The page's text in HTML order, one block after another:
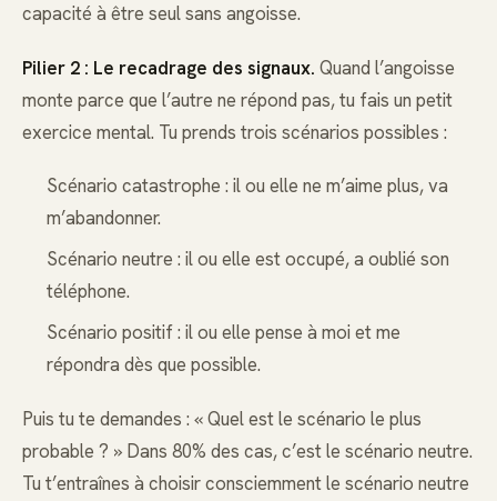
capacité à être seul sans angoisse.
Pilier 2 : Le recadrage des signaux. Quand l’angoisse
monte parce que l’autre ne répond pas, tu fais un petit
exercice mental. Tu prends trois scénarios possibles :
Scénario catastrophe : il ou elle ne m’aime plus, va
m’abandonner.
Scénario neutre : il ou elle est occupé, a oublié son
téléphone.
Scénario positif : il ou elle pense à moi et me
répondra dès que possible.
Puis tu te demandes : « Quel est le scénario le plus
probable ? » Dans 80% des cas, c’est le scénario neutre.
Tu t’entraînes à choisir consciemment le scénario neutre